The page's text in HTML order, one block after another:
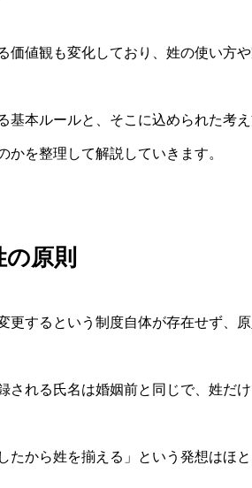
価値観も変化しており、姓の使い方
基本ルールと、そこに込められた考
を整理して解説していきます。
原則
更するという制度自体が存在せず、
される氏名は婚姻前と同じで、姓だ
から姓を揃える」という発想はほと